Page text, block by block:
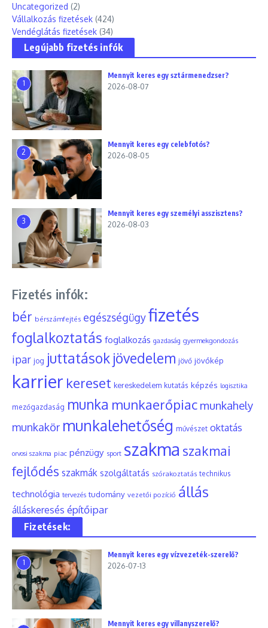
Uncategorized (2)
Vállalkozás fizetések (424)
Vendéglátás fizetések (34)
Legújabb fizetés infók
1
Mennyit keres egy sztármenedzser?
2026-08-07
2
Mennyit keres egy celebfotós?
2026-08-05
3
Mennyit keres egy személyi asszisztens?
2026-08-03
Fizetés infók:
bér bérszámfejtés egészségügyfizetés
foglalkoztatás foglalkozás gazdaság gyermekgondozás
ipar jog juttatások jövedelem jövő jövőkép
karrier kereset kereskedelem kutatás képzés logisztika
mezőgazdaság munka munkaerőpiac munkahely
munkakör munkalehetőség művészet oktatás
orvosi szakma piac pénzügy sport szakma szakmai
fejlődés szakmák szolgáltatás szórakoztatás technikus
technológia tervezés tudomány vezetői pozíció állás
álláskeresés építőipar
Fizetések:
1
Mennyit keres egy vízvezeték-szerelő?
2026-07-13
Mennyit keres egy villanyszerelő?